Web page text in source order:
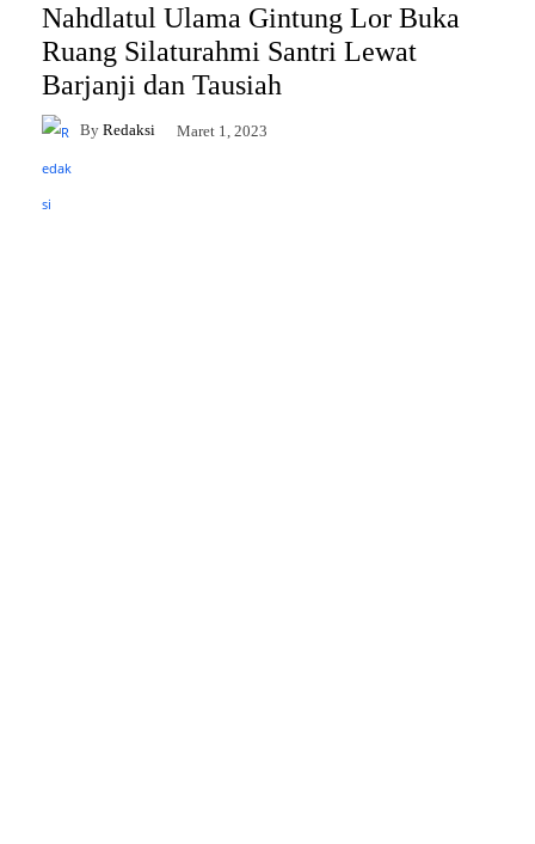
Nahdlatul Ulama Gintung Lor Buka
Ruang Silaturahmi Santri Lewat
Barjanji dan Tausiah
By Redaksi Maret 1, 2023